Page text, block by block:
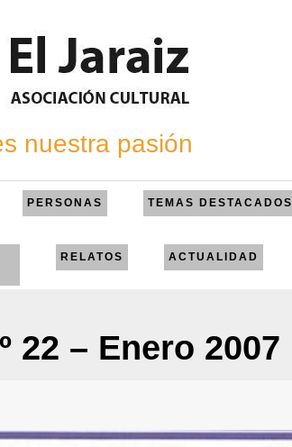
nuestra pasión
PERSONAS TEMAS DESTACADOS
RELATOS ACTUALIDAD
22 – Enero 2007